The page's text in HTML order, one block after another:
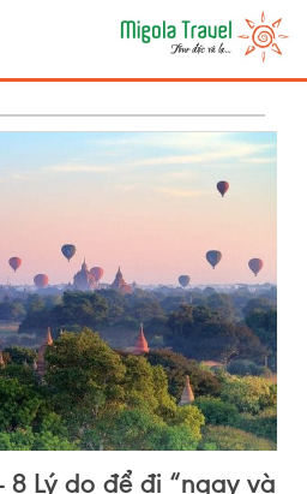
8 Lý do để đi “ngay và